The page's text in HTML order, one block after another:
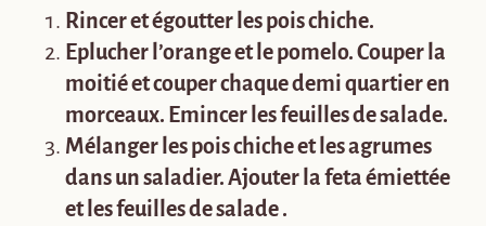
Rincer et égoutter les pois chiche.
Eplucher l’orange et le pomelo. Couper la
moitié et couper chaque demi quartier en
morceaux. Emincer les feuilles de salade.
Mélanger les pois chiche et les agrumes
dans un saladier. Ajouter la feta émiettée
et les feuilles de salade .